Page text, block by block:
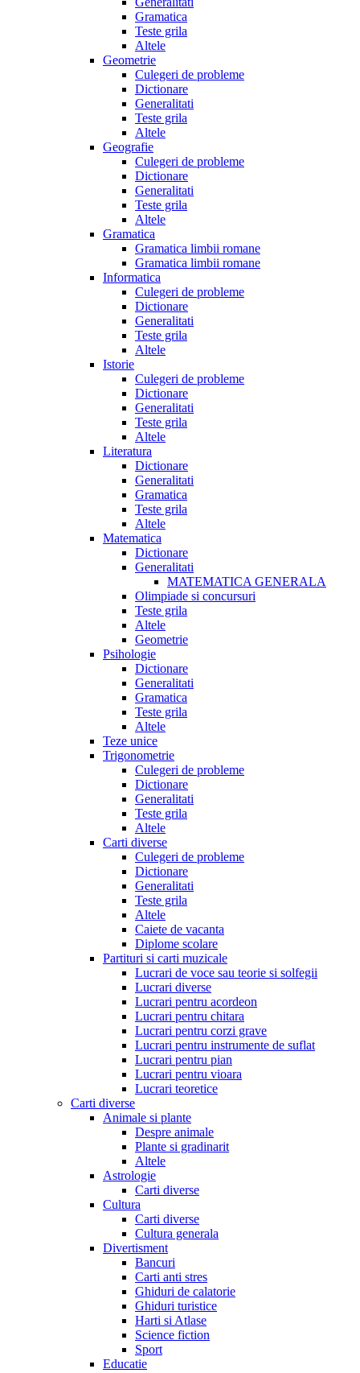
Gramatica
Teste grila
Altele
Geometrie
Culegeri de probleme
Dictionare
Generalitati
Teste grila
Altele
Geografie
Culegeri de probleme
Dictionare
Generalitati
Teste grila
Altele
Gramatica
Gramatica limbii romane
Gramatica limbii romane
Informatica
Culegeri de probleme
Dictionare
Generalitati
Teste grila
Altele
Istorie
Culegeri de probleme
Dictionare
Generalitati
Teste grila
Altele
Literatura
Dictionare
Generalitati
Gramatica
Teste grila
Altele
Matematica
Dictionare
Generalitati
MATEMATICA GENERALA
Olimpiade si concursuri
Teste grila
Altele
Geometrie
Psihologie
Dictionare
Generalitati
Gramatica
Teste grila
Altele
Teze unice
Trigonometrie
Culegeri de probleme
Dictionare
Generalitati
Teste grila
Altele
Carti diverse
Culegeri de probleme
Dictionare
Generalitati
Teste grila
Altele
Caiete de vacanta
Diplome scolare
Partituri si carti muzicale
Lucrari de voce sau teorie si solfegii
Lucrari diverse
Lucrari pentru acordeon
Lucrari pentru chitara
Lucrari pentru corzi grave
Lucrari pentru instrumente de suflat
Lucrari pentru pian
Lucrari pentru vioara
Lucrari teoretice
Carti diverse
Animale si plante
Despre animale
Plante si gradinarit
Altele
Astrologie
Carti diverse
Cultura
Carti diverse
Cultura generala
Divertisment
Bancuri
Carti anti stres
Ghiduri de calatorie
Ghiduri turistice
Harti si Atlase
Science fiction
Sport
Educatie